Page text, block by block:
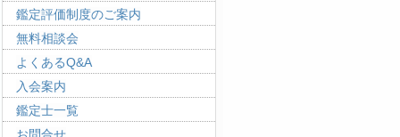
鑑定評価制度のご案内
無料相談会
よくあるQ&A
入会案内
鑑定士一覧